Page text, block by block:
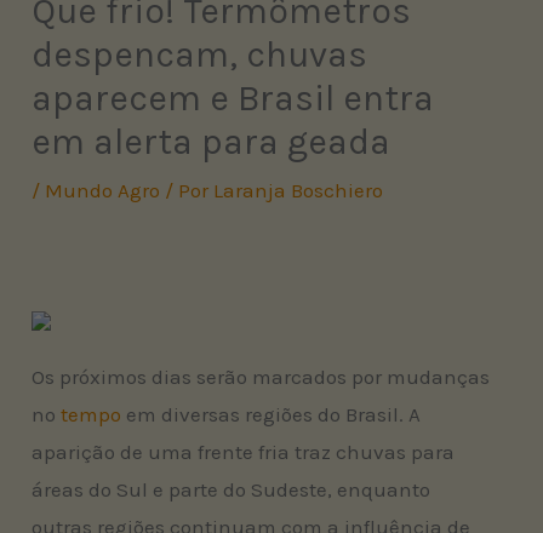
Que frio! Termômetros
despencam, chuvas
aparecem e Brasil entra
em alerta para geada
/ Mundo Agro / Por Laranja Boschiero
Os próximos dias serão marcados por mudanças
notempo em diversas regiões do Brasil. A
aparição de uma frente fria traz chuvas para
áreas do Sul e parte do Sudeste, enquanto
outras regiões continuam com a influência de